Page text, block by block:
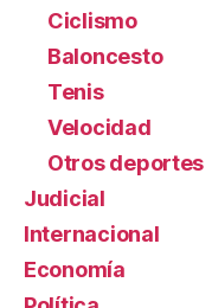
Ciclismo
Baloncesto
Tenis
Velocidad
Otros deportes
Judicial
Internacional
Economía